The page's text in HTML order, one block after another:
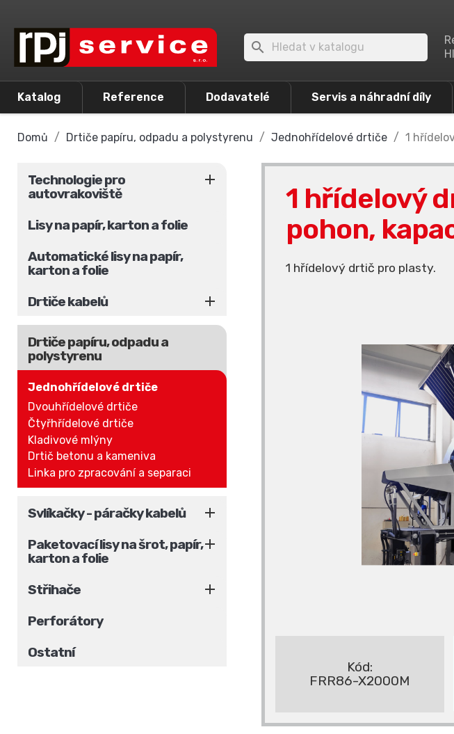

Katalog Reference Dodavatelé Servis a náhradní díly
Domů Drtiče papíru, odpadu a polystyrenu Jednohřídelové drtiče 1
Technologie pro
autovrakoviště

Lisy na papír, karton a folie
Automatické lisy na papír,
karton a folie
Drtiče kabelů

Drtiče papíru, odpadu a
polystyrenu
Jednohřídelové drtiče
Dvouhřídelové drtiče
Čtyřhřídelové drtiče
Kladivové mlýny
Drtič betonu a kameniva
Linka pro zpracování a separaci
Svlíkačky - páračky kabelů 
Paketovací lisy na šrot, papír,
karton a folie

Střihače 
Perforátory
Ostatní
1 hřídelový
pohon,
1 hřídelový drtič pro plasty.
Kód:
FRR86-X2000M